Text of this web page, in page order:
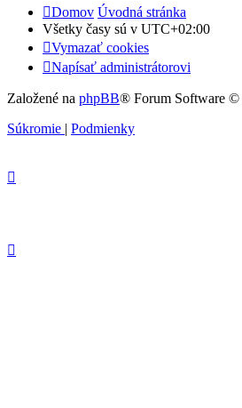
Domov Úvodná stránka
Všetky časy sú v UTC+02:00
Vymazať cookies
Napísať administrátorovi
Založené na phpBB® Forum Software
Súkromie
Podmienky